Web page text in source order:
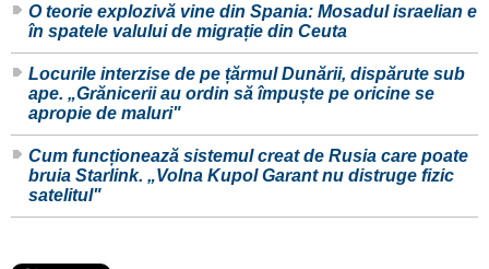
O teorie explozivă vine din Spania: Mosadul israelian e
în spatele valului de migrație din Ceuta
Locurile interzise de pe țărmul Dunării, dispărute sub
ape. „Grănicerii au ordin să împuște pe oricine se
apropie de maluri"
Cum funcționează sistemul creat de Rusia care poate
bruia Starlink. „Volna Kupol Garant nu distruge fizic
satelitul"